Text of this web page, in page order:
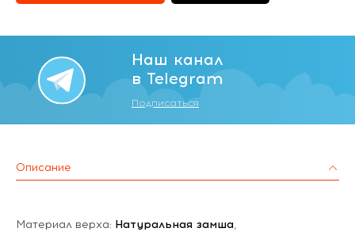
Наш канал
в Telegram
Подписаться
Описание
Материал верха: Натуральная замша,